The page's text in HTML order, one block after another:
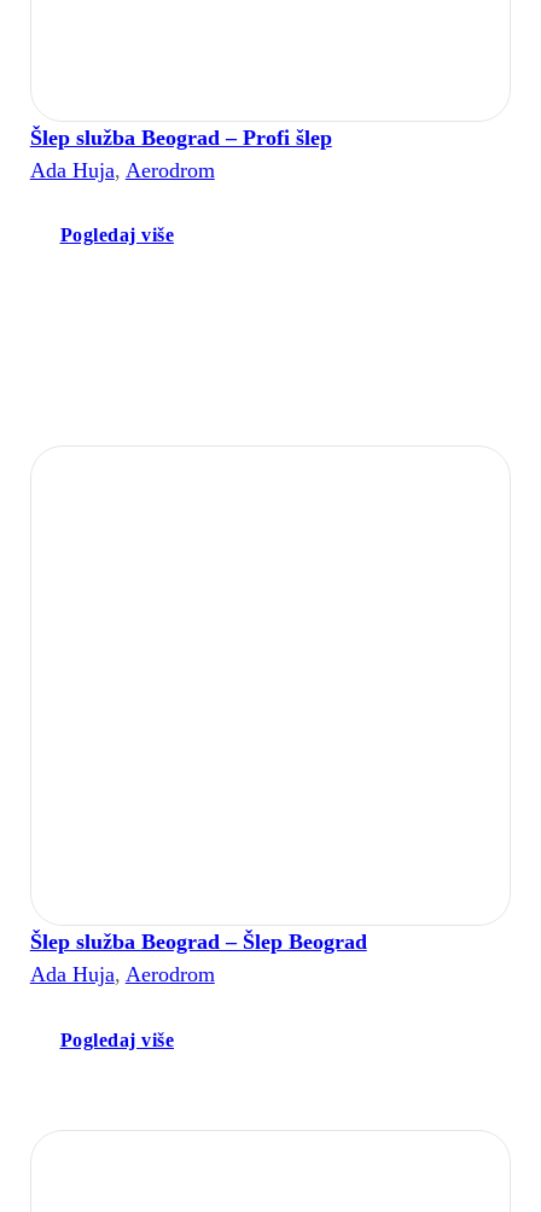
Šlep služba Beograd – Profi šlep
Ada Huja, Aerodrom
Pogledaj više
Šlep služba Beograd – Šlep Beograd
Ada Huja, Aerodrom
Pogledaj više